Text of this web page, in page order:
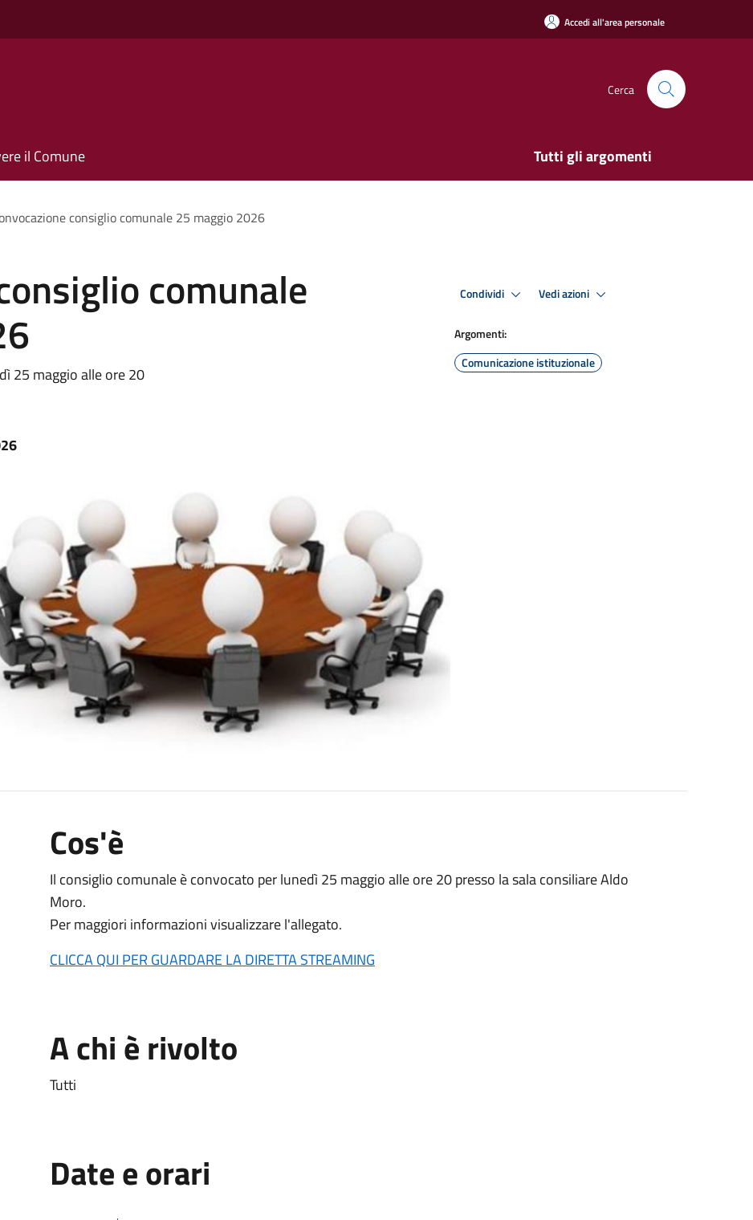
Accedi all'area personale
Cerca
il Comune Tutti gli argomenti
consiglio comunale 25 maggio 2026
comunale
25 maggio alle ore 20
Condividi Vedi azioni
Argomenti:
Comunicazione istituzionale
Cos'è
Il consiglio comunale è convocato per lunedì 25 maggio alle ore 20 presso la sala consiliare Aldo
Moro.
Per maggiori informazioni visualizzare l'allegato.
CLICCA QUI PER GUARDARE LA DIRETTA STREAMING
A chi è rivolto
Tutti
Date e orari